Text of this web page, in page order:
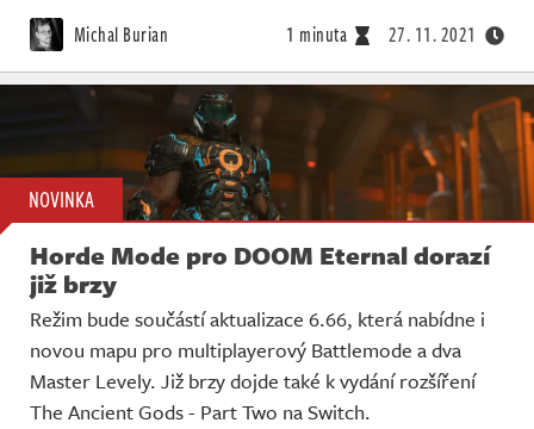
Michal Burian 1 minuta 27. 11. 2021
NOVINKA
Horde Mode pro DOOM Eternal dorazí
již brzy
Režim bude součástí aktualizace 6.66, která nabídne i
novou mapu pro multiplayerový Battlemode a dva
Master Levely. Již brzy dojde také k vydání rozšíření
The Ancient Gods - Part Two na Switch.